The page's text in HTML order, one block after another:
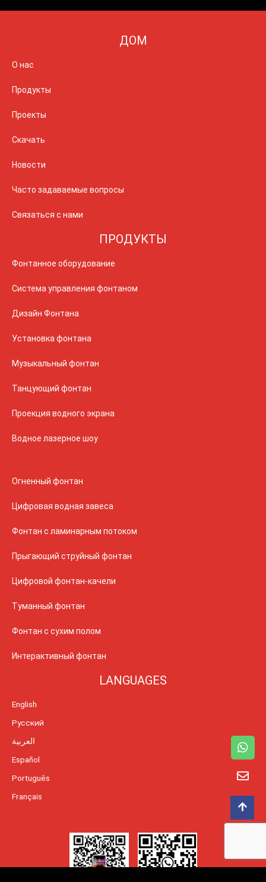
ДОМ
О нас
Продукты
Проекты
Скачать
Новости
Часто задаваемые вопросы
Связаться с нами
ПРОДУКТЫ
Фонтанное оборудование
Система управления фонтаном
Дизайн Фонтана
Установка фонтана
Музыкальный фонтан
Танцующий фонтан
Проекция водного экрана
Водное лазерное шоу
Огненный фонтан
Цифровая водная завеса
Фонтан с ламинарным потоком
Прыгающий струйный фонтан
Цифровой фонтан-качели
Туманный фонтан
Фонтан с сухим полом
Интерактивный фонтан
LANGUAGES
English
Русский
العربية
Español
Português
Français